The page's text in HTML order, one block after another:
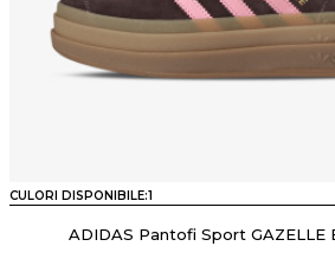
CULORI DISPONIBILE:1
ADIDAS Pantofi Sport GAZELLE